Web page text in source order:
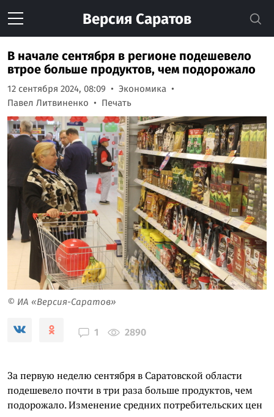
Версия Саратов
В начале сентября в регионе подешевело
втрое больше продуктов, чем подорожало
12 сентября 2024, 08:09
Экономика
Павел Литвиненко
Печать
© ИА «Версия-Саратов»
1 2890
За первую неделю сентября в Саратовской области
подешевело почти в три раза больше продуктов, чем
подорожало. Изменение средних потребительских цен